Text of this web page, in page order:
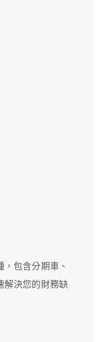
，包含分期車、
解決您的財務缺